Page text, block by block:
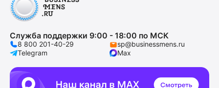
Служба поддержки 9:00 - 18:00 по МСК
8 800 201-40-29
sp@businessmens.ru
Telegram
Max